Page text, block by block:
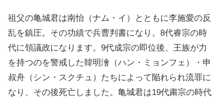
祖父の亀城君は南怡（ナム・イ）とともに李施愛の反
乱を鎮圧。その功績で兵曹判書になり。8代睿宗の時
代に領議政になります。9代成宗の即位後、王族が力
を持つのを警戒した韓明澮（ハン・ミョンフェ）・申
叔舟（シン・スクチュ）たちによって陥れられ流罪に
なり、その後死亡しました。亀城君は19代粛宗の時代